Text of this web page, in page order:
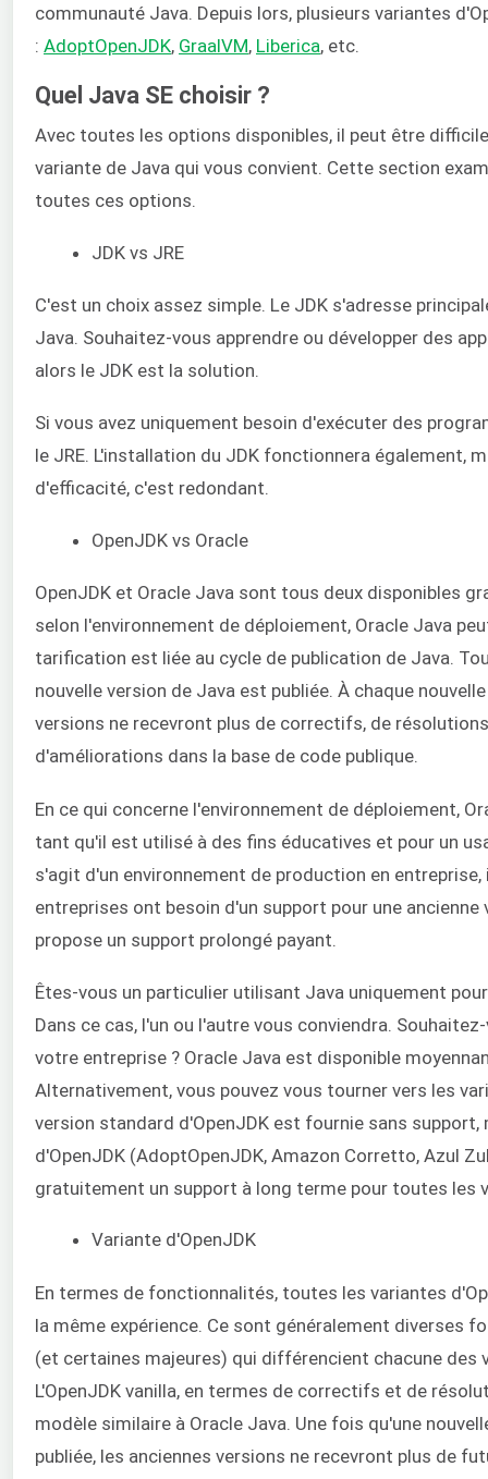
communauté Java. Depuis lors, plusieurs variantes
: AdoptOpenJDK, GraalVM, Liberica, etc.
Quel Java SE choisir ?
Avec toutes les options disponibles, il peut être
variante de Java qui vous convient. Cette section
toutes ces options.
JDK vs JRE
C'est un choix assez simple. Le JDK s'adresse
Java. Souhaitez-vous apprendre ou développer des
alors le JDK est la solution.
Si vous avez uniquement besoin d'exécuter des
le JRE. L'installation du JDK fonctionnera également,
d'efficacité, c'est redondant.
OpenJDK vs Oracle
OpenJDK et Oracle Java sont tous deux disponibles
selon l'environnement de déploiement, Oracle Java
tarification est liée au cycle de publication de Java.
nouvelle version de Java est publiée. À chaque
versions ne recevront plus de correctifs, de
d'améliorations dans la base de code publique.
En ce qui concerne l'environnement de déploiement,
tant qu'il est utilisé à des fins éducatives et pour un
s'agit d'un environnement de production en entreprise,
entreprises ont besoin d'un support pour une ancienne
propose un support prolongé payant.
Êtes-vous un particulier utilisant Java uniquement
Dans ce cas, l'un ou l'autre vous conviendra.
votre entreprise ? Oracle Java est disponible
Alternativement, vous pouvez vous tourner vers les
version standard d'OpenJDK est fournie sans support,
d'OpenJDK (AdoptOpenJDK, Amazon Corretto, Azul
gratuitement un support à long terme pour toutes les
Variante d'OpenJDK
En termes de fonctionnalités, toutes les variantes
la même expérience. Ce sont généralement diverses
(et certaines majeures) qui différencient chacune des
L'OpenJDK vanilla, en termes de correctifs et de
modèle similaire à Oracle Java. Une fois qu'une
publiée, les anciennes versions ne recevront plus de